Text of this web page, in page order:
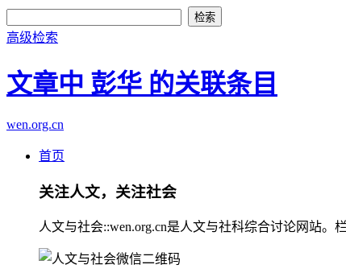
高级检索
文章中 彭华 的关联条目
wen.org.cn
首页
关注人文，关注社会
人文与社会::wen.org.cn是人文与社科综合讨论网站